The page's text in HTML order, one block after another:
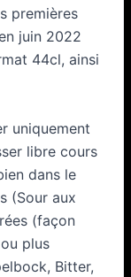
premières
juin 2022
44cl, ainsi
uniquement
libre cours
dans le
(Sour aux
(façon
plus
Bitter,